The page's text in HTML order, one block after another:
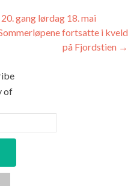
gang lørdag 18. mai
fortsatte i kveld
på Fjordstien →
of